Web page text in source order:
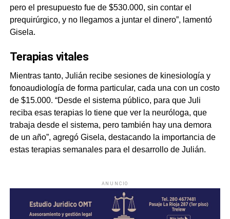
pero el presupuesto fue de $530.000, sin contar el
prequirúrgico, y no llegamos a juntar el dinero”, lamentó
Gisela.
Terapias vitales
Mientras tanto, Julián recibe sesiones de kinesiología y
fonoaudiología de forma particular, cada una con un costo
de $15.000. “Desde el sistema público, para que Juli
reciba esas terapias lo tiene que ver la neuróloga, que
trabaja desde el sistema, pero también hay una demora
de un año”, agregó Gisela, destacando la importancia de
estas terapias semanales para el desarrollo de Julián.
ANUNCIO